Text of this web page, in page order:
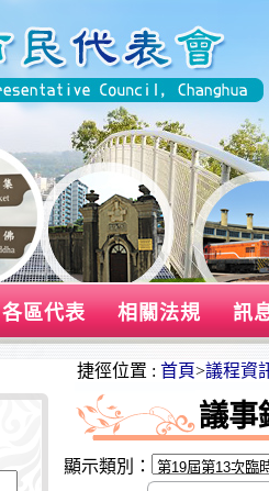
各區代表 相關法規 訊
捷徑位置 : 首頁>議程資
議事
顯示類別：